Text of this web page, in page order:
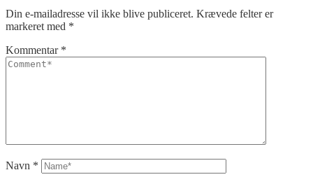
Din e-mailadresse vil ikke blive publiceret. Krævede felter er
markeret med *
Kommentar *
Navn *